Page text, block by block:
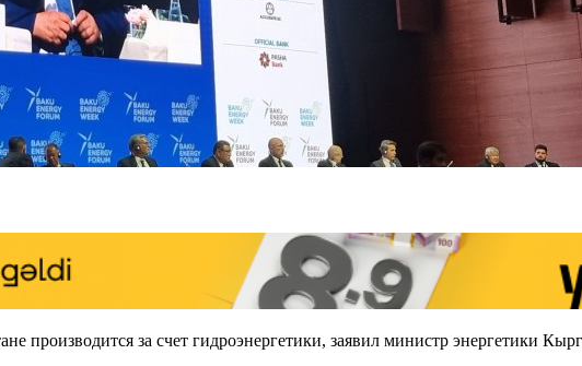
производится за счет гидроэнергетики, заявил министр энергетики